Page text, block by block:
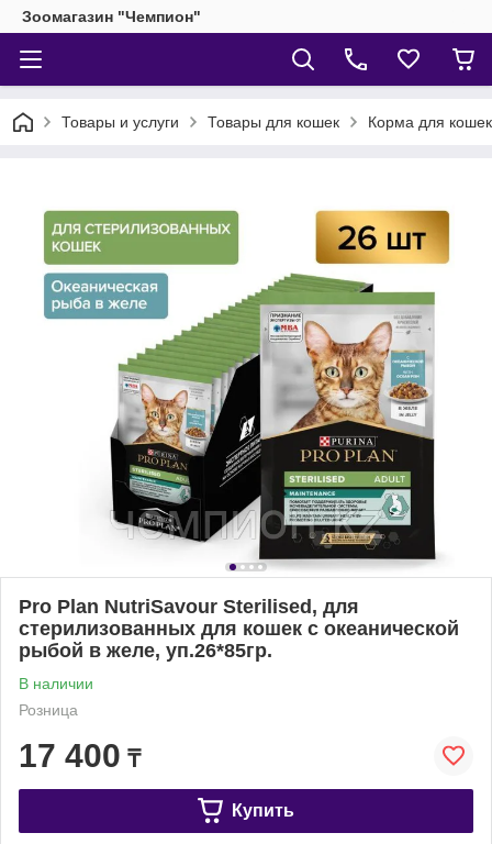
Зоомагазин "Чемпион"
Товары и услуги Товары для кошек Корма для кошек
Pro Plan NutriSavour Sterilised, для
стерилизованных для кошек с океанической
рыбой в желе, уп.26*85гр.
В наличии
Розница
17 400 ₸
Купить